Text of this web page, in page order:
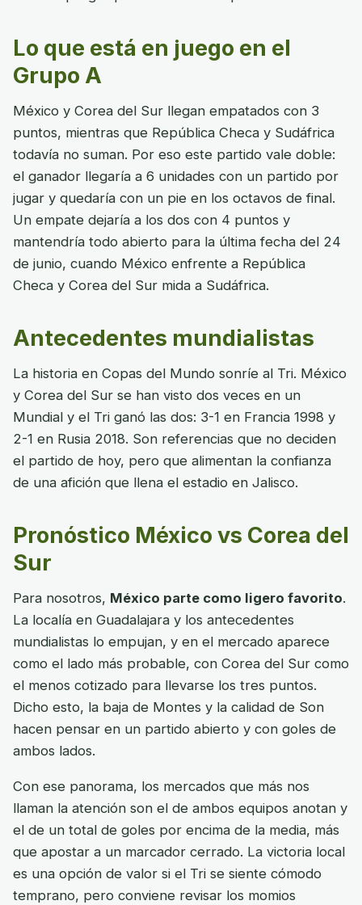
Lo que está en juego en el
Grupo A
México y Corea del Sur llegan empatados con 3
puntos, mientras que República Checa y Sudáfrica
todavía no suman. Por eso este partido vale doble:
el ganador llegaría a 6 unidades con un partido por
jugar y quedaría con un pie en los octavos de final.
Un empate dejaría a los dos con 4 puntos y
mantendría todo abierto para la última fecha del 24
de junio, cuando México enfrente a República
Checa y Corea del Sur mida a Sudáfrica.
Antecedentes mundialistas
La historia en Copas del Mundo sonríe al Tri. México
y Corea del Sur se han visto dos veces en un
Mundial y el Tri ganó las dos: 3-1 en Francia 1998 y
2-1 en Rusia 2018. Son referencias que no deciden
el partido de hoy, pero que alimentan la confianza
de una afición que llena el estadio en Jalisco.
Pronóstico México vs Corea del
Sur
Para nosotros, México parte como ligero favorito.
La localía en Guadalajara y los antecedentes
mundialistas lo empujan, y en el mercado aparece
como el lado más probable, con Corea del Sur como
el menos cotizado para llevarse los tres puntos.
Dicho esto, la baja de Montes y la calidad de Son
hacen pensar en un partido abierto y con goles de
ambos lados.
Con ese panorama, los mercados que más nos
llaman la atención son el de ambos equipos anotan y
el de un total de goles por encima de la media, más
que apostar a un marcador cerrado. La victoria local
es una opción de valor si el Tri se siente cómodo
temprano, pero conviene revisar los momios